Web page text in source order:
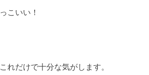
こいい！
れだけで十分な気がします。